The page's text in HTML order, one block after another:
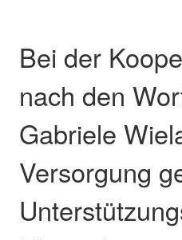
Bei der
nach den
Gabriele
Versorgung